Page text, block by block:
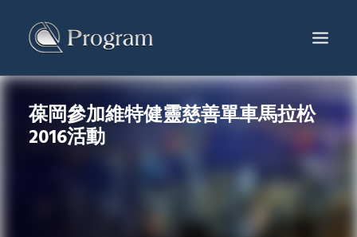
服務及產品
工程項目
葆岡參加維特健靈慈善單車馬拉松
2016活動